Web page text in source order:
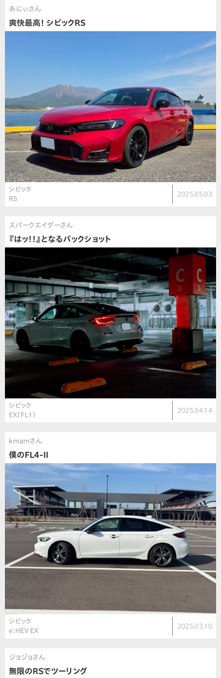
あにぃさん
爽快最高！ シビックRS
シビック
RS
2025.05.03
スパークエイダーさん
『はッ！！』となるバックショット
シビック
EX（FL1）
2025.04.14
kmamさん
僕のFL4-Ⅱ
シビック
e:HEV EX
2025.03.10
ジョジョさん
無限のRSでツーリング